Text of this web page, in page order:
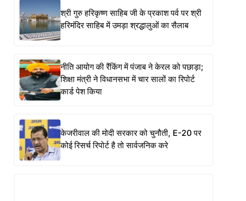
श्री गुरु हरिकृष्ण साहिब जी के प्रकाश पर्व पर श्री
हरिमंदिर साहिब में उमड़ा श्रद्धालुओं का सैलाब
नीति आयोग की रैंकिंग में पंजाब ने केरल को पछाड़ा;
शिक्षा मंत्री ने विधानसभा में चार सालों का रिपोर्ट
कार्ड पेश किया
केजरीवाल की मोदी सरकार को चुनौती, E-20 पर
कोई रिसर्च रिपोर्ट है तो सार्वजनिक करे